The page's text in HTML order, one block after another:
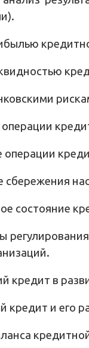
состояние
кредит в
кредит и его